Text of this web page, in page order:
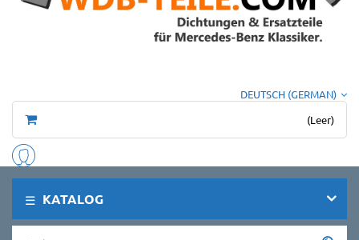
DEUTSCH (GERMAN)
(Leer)
KATALOG